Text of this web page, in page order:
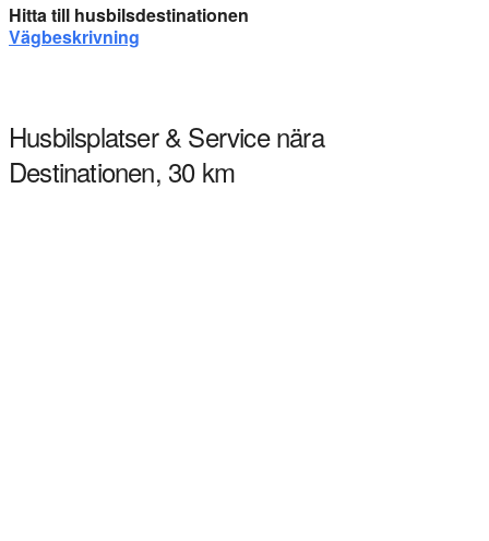
Hitta till husbilsdestinationen
Vägbeskrivning
Husbilsplatser & Service nära
Destinationen, 30 km